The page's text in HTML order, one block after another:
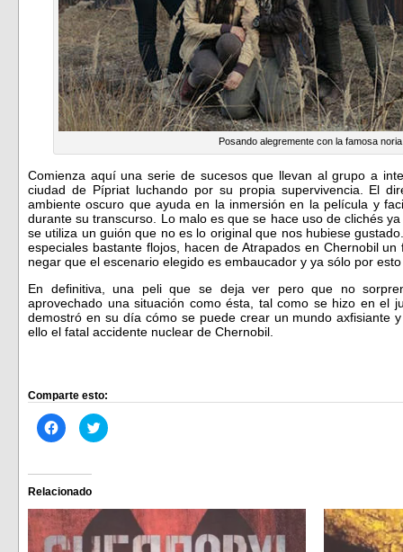
Posando alegremente con la famosa
Comienza aquí una serie de sucesos que llevan al grupo a
ciudad de Pípriat luchando por su propia supervivencia. El
ambiente oscuro que ayuda en la inmersión en la película y
durante su transcurso. Lo malo es que se hace uso de clichés
se utiliza un guión que no es lo original que nos hubiese
especiales bastante flojos, hacen de Atrapados en Chernobil
negar que el escenario elegido es embaucador y ya sólo por
En definitiva, una peli que se deja ver pero que no
aprovechado una situación como ésta, tal como se hizo en el
demostró en su día cómo se puede crear un mundo axfisiante
ello el fatal accidente nuclear de Chernobil.
Comparte esto:
Haz
clic
Facebook
(Se
abre
en
una
ventana
nueva)
Haz
clic
en
ventana
nueva)
Relacionado